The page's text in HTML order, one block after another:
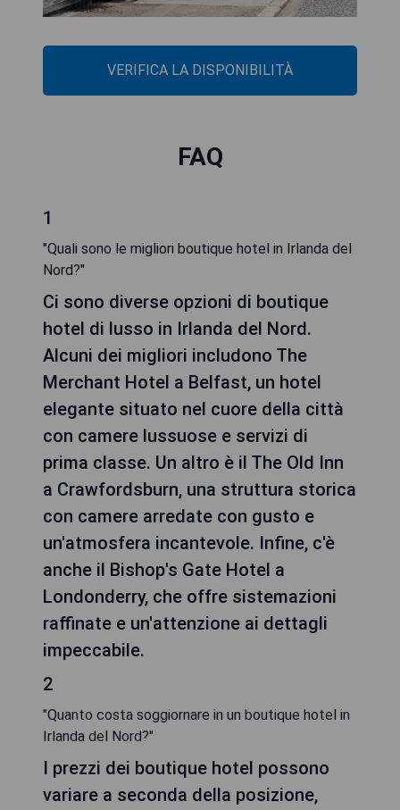
VERIFICA LA DISPONIBILITÀ
FAQ
1
"Quali sono le migliori boutique hotel in Irlanda del
Nord?"
Ci sono diverse opzioni di boutique
hotel di lusso in Irlanda del Nord.
Alcuni dei migliori includono The
Merchant Hotel a Belfast, un hotel
elegante situato nel cuore della città
con camere lussuose e servizi di
prima classe. Un altro è il The Old Inn
a Crawfordsburn, una struttura storica
con camere arredate con gusto e
un'atmosfera incantevole. Infine, c'è
anche il Bishop's Gate Hotel a
Londonderry, che offre sistemazioni
raffinate e un'attenzione ai dettagli
impeccabile.
2
"Quanto costa soggiornare in un boutique hotel in
Irlanda del Nord?"
I prezzi dei boutique hotel possono
variare a seconda della posizione,